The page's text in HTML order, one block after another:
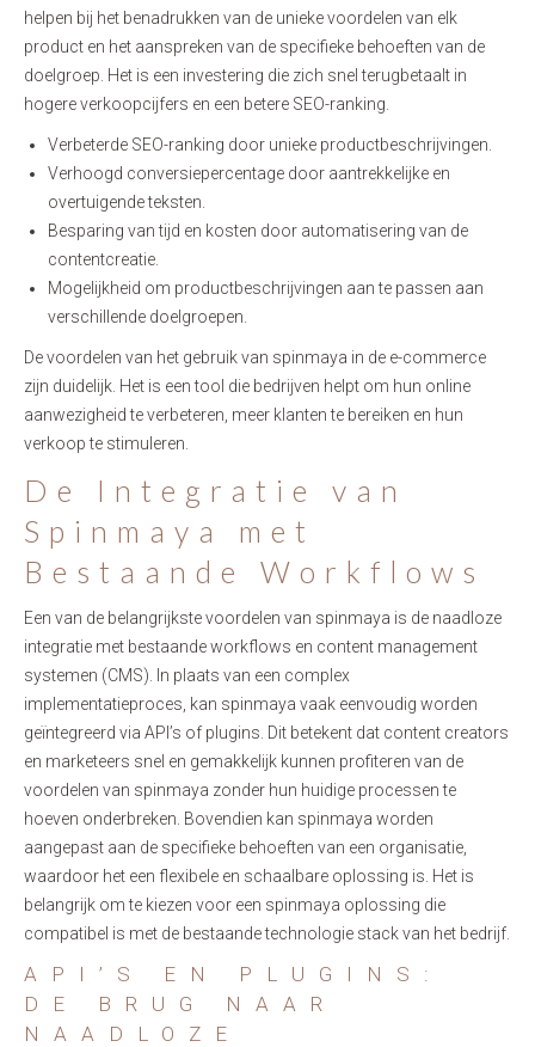
helpen bij het benadrukken van de unieke voordelen van elk
product en het aanspreken van de specifieke behoeften van de
doelgroep. Het is een investering die zich snel terugbetaalt in
hogere verkoopcijfers en een betere SEO-ranking.
Verbeterde SEO-ranking door unieke productbeschrijvingen.
Verhoogd conversiepercentage door aantrekkelijke en
overtuigende teksten.
Besparing van tijd en kosten door automatisering van de
contentcreatie.
Mogelijkheid om productbeschrijvingen aan te passen aan
verschillende doelgroepen.
De voordelen van het gebruik van spinmaya in de e-commerce
zijn duidelijk. Het is een tool die bedrijven helpt om hun online
aanwezigheid te verbeteren, meer klanten te bereiken en hun
verkoop te stimuleren.
De Integratie van
Spinmaya met
Bestaande Workflows
Een van de belangrijkste voordelen van spinmaya is de naadloze
integratie met bestaande workflows en content management
systemen (CMS). In plaats van een complex
implementatieproces, kan spinmaya vaak eenvoudig worden
geïntegreerd via API’s of plugins. Dit betekent dat content creators
en marketeers snel en gemakkelijk kunnen profiteren van de
voordelen van spinmaya zonder hun huidige processen te
hoeven onderbreken. Bovendien kan spinmaya worden
aangepast aan de specifieke behoeften van een organisatie,
waardoor het een flexibele en schaalbare oplossing is. Het is
belangrijk om te kiezen voor een spinmaya oplossing die
compatibel is met de bestaande technologie stack van het bedrijf.
API’S EN PLUGINS:
DE BRUG NAAR
NAADLOZE